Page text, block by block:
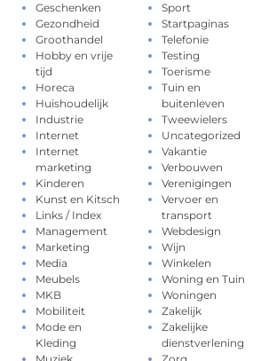
Geschenken
Gezondheid
Groothandel
Hobby en vrije
tijd
Horeca
Huishoudelijk
Industrie
Internet
Internet
marketing
Kinderen
Kunst en Kitsch
Links / Index
Management
Marketing
Media
Meubels
MKB
Mobiliteit
Mode en
Kleding
Sport
Startpaginas
Telefonie
Testing
Toerisme
Tuin en
buitenleven
Tweewielers
Uncategorized
Vakantie
Verbouwen
Verenigingen
Vervoer en
transport
Webdesign
Wijn
Winkelen
Woning en Tuin
Woningen
Zakelijk
Zakelijke
dienstverlening